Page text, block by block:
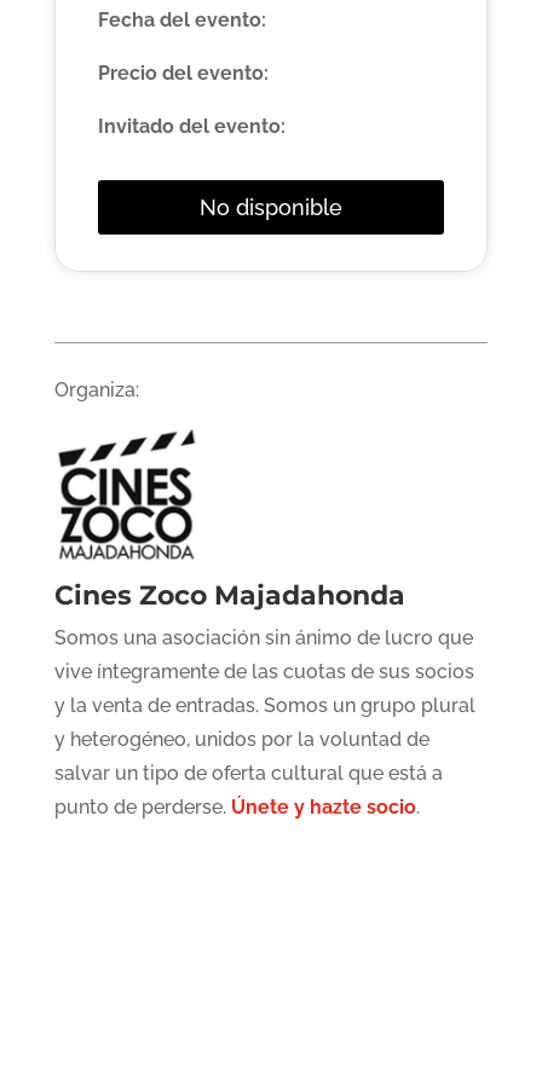
Fecha del evento:
Precio del evento:
Invitado del evento:
No disponible
Organiza:
Cines Zoco Majadahonda
Somos una asociación sin ánimo de lucro que
vive íntegramente de las cuotas de sus socios
y la venta de entradas. Somos un grupo plural
y heterogéneo, unidos por la voluntad de
salvar un tipo de oferta cultural que está a
punto de perderse. Únete y hazte socio.